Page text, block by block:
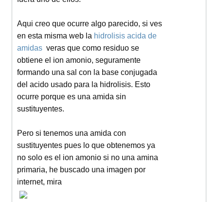
Aqui creo que ocurre algo parecido, si ves
en esta misma web la hidrolisis acida de
amidas veras que como residuo se
obtiene el ion amonio, seguramente
formando una sal con la base conjugada
del acido usado para la hidrolisis. Esto
ocurre porque es una amida sin
sustituyentes.
Pero si tenemos una amida con
sustituyentes pues lo que obtenemos ya
no solo es el ion amonio si no una amina
primaria, he buscado una imagen por
internet, mira